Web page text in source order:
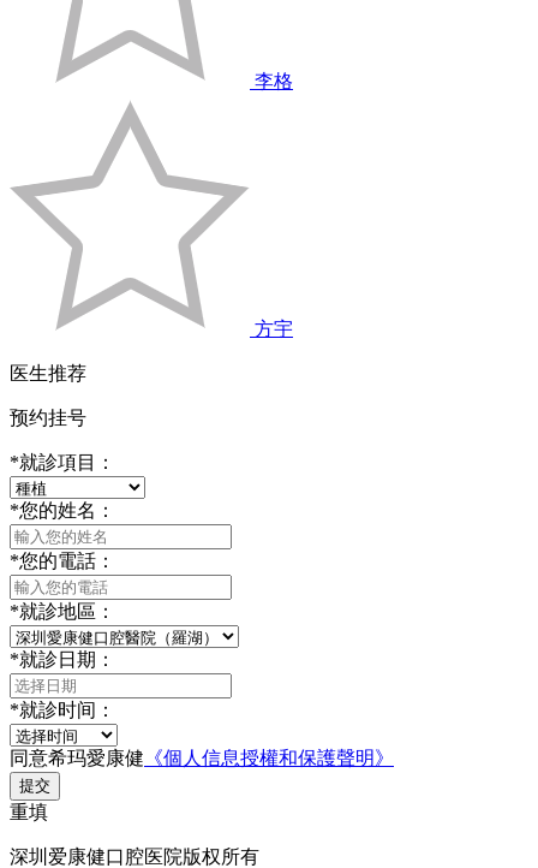
李格
方宇
医生推荐
预约挂号
*就診項目：
*您的姓名：
*您的電話：
*就診地區：
*就診日期：
*就診时间：
同意希玛愛康健 《個人信息授權和保護聲明》
提交
重填
深圳爱康健口腔医院版权所有